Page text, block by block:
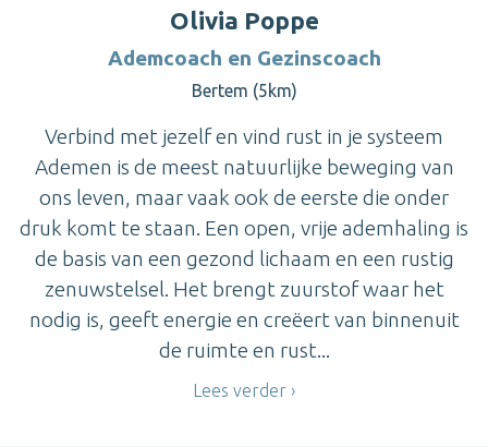
Olivia Poppe
Ademcoach en Gezinscoach
Bertem (5km)
Verbind met jezelf en vind rust in je systeem
Ademen is de meest natuurlijke beweging van
ons leven, maar vaak ook de eerste die onder
druk komt te staan. Een open, vrije ademhaling is
de basis van een gezond lichaam en een rustig
zenuwstelsel. Het brengt zuurstof waar het
nodig is, geeft energie en creëert van binnenuit
de ruimte en rust...
Lees verder